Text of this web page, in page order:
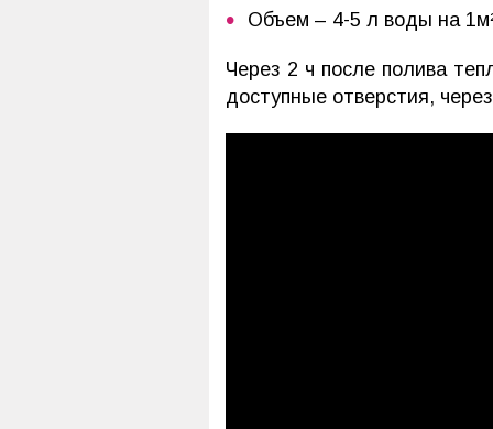
Объем – 4-5 л воды на
Через 2 ч после полива
доступные отверстия,